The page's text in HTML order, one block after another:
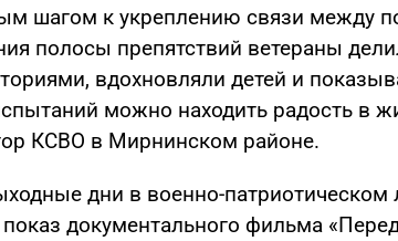
шагом к укреплению связи между
полосы препятствий ветераны
вдохновляли детей и
можно находить радость в
КСВО в Мирнинском районе.
дни в военно-патриотическом
показ документального фильма